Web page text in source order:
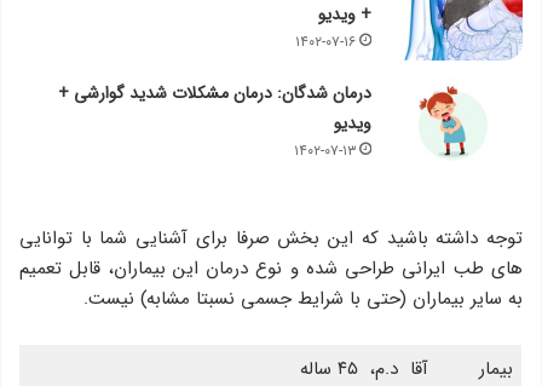
+ ویدیو
۱۴۰۲-۰۷-۱۶
درمان شدگان: درمان مشکلات شدید گوارشی +
ویدیو
۱۴۰۲-۰۷-۱۳
توجه داشته باشید که این بخش صرفا برای آشنایی شما با توانایی
های طب ایرانی طراحی شده و نوع درمان این بیماران، قابل تعمیم
به سایر بیماران (حتی با شرایط جسمی نسبتا مشابه) نیست.
بیمار
آقا د.م، ۴۵ ساله